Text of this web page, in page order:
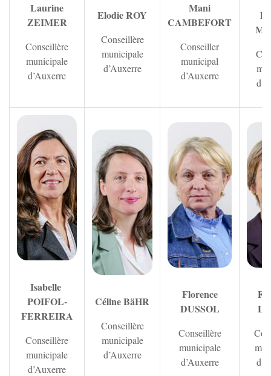
Laurine
ZEIMER
Conseillère
municipale
d’Auxerre
Elodie ROY
Conseillère
municipale
d’Auxerre
Mani
CAMBEFORT
Conseiller
municipal
d’Auxerre
Isabelle
POIFOL-
FERREIRA
Conseillère
municipale
d’Auxerre
Zoom sur l'image
Céline BäHR
Conseillère
municipale
d’Auxerre
Florence
DUSSOL
Conseillère
municipale
d’Auxerre